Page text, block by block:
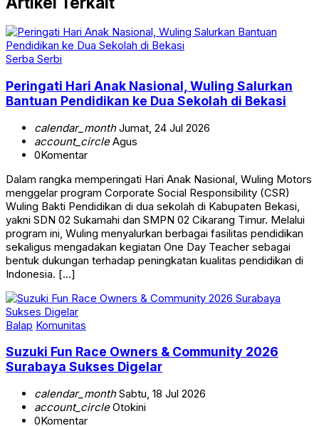
Serba Serbi
Peringati Hari Anak Nasional, Wuling Salurkan
Bantuan Pendidikan ke Dua Sekolah di Bekasi
calendar_monthJumat, 24 Jul 2026
account_circleAgus
0Komentar
Dalam rangka memperingati Hari Anak Nasional, Wuling Motors
menggelar program Corporate Social Responsibility (CSR)
Wuling Bakti Pendidikan di dua sekolah di Kabupaten Bekasi,
yakni SDN 02 Sukamahi dan SMPN 02 Cikarang Timur. Melalui
program ini, Wuling menyalurkan berbagai fasilitas pendidikan
sekaligus mengadakan kegiatan One Day Teacher sebagai
bentuk dukungan terhadap peningkatan kualitas pendidikan di
Indonesia. […]
Balap Komunitas
Suzuki Fun Race Owners & Community 2026
Surabaya Sukses Digelar
calendar_monthSabtu, 18 Jul 2026
account_circleOtokini
0Komentar